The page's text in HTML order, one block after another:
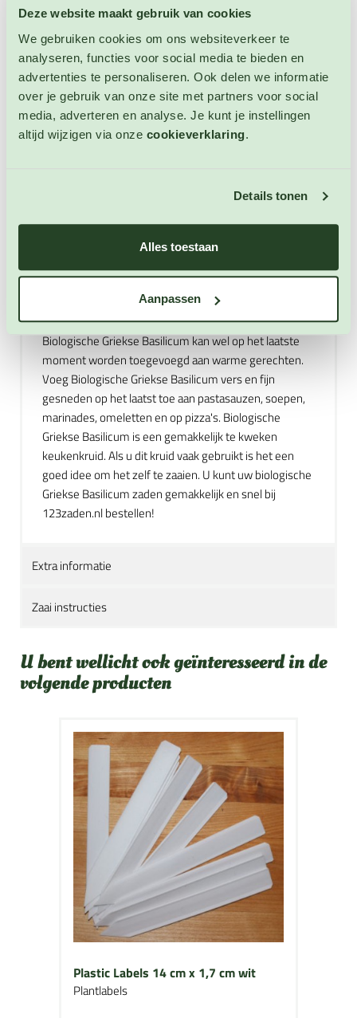
Deze website maakt gebruik van cookies
We gebruiken cookies om ons websiteverkeer te
analyseren, functies voor social media te bieden en
advertenties te personaliseren. Ook delen we informatie
over je gebruik van onze site met partners voor social
media, adverteren en analyse. Je kunt je instellingen
altijd wijzigen via onze cookieverklaring.
Details tonen
Alles toestaan
Aanpassen
Griekse Basilicum is een niet winterharde eenjarige
bij 123zaden krijgt u altijd een duidelijke en uitgebreide
zaaihandleiding meegestuurd. Hierdoor kunt u
succesvol uw eigen biologische Griekse Basilicum
kweken.
Biologische Griekse Basilicum
Biologische Griekse Basilicum is een keukenkruid dat
Mediteraanse keukens. Het is heerlijk in combinatie
met tomaten, aubergines, courgette, knoflook en kaas.
salades en in salade Caprese. Omdat biologische
Griekse Basilicum veel smaak verliest tijdens het
koken, kunt u het beter niet te lang laten meekoken.
Biologische Griekse Basilicum kan wel op het laatste
moment worden toegevoegd aan warme gerechten.
Voeg Biologische Griekse Basilicum vers en fijn
gesneden op het laatst toe aan pastasauzen, soepen,
marinades, omeletten en op pizza's. Biologische
Griekse Basilicum is een gemakkelijk te kweken
keukenkruid. Als u dit kruid vaak gebruikt is het een
goed idee om het zelf te zaaien. U kunt uw biologische
Griekse Basilicum zaden gemakkelijk en snel bij
123zaden.nl bestellen!
Extra informatie
Zaai instructies
U bent wellicht ook geïnteresseerd in de
volgende producten
Plastic Labels 14 cm x 1,7 cm wit
Plantlabels